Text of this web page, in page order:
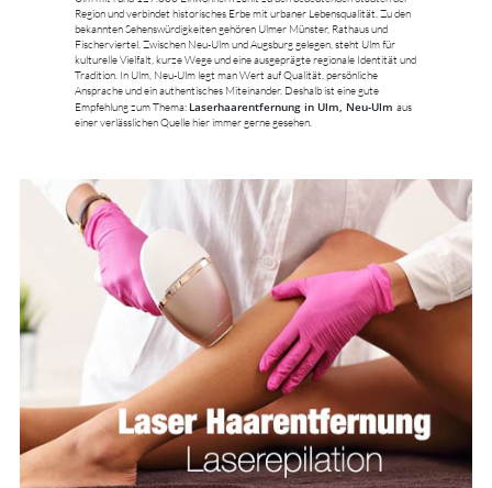
Region und verbindet historisches Erbe mit urbaner Lebensqualität. Zu den
bekannten Sehenswürdigkeiten gehören Ulmer Münster, Rathaus und
Fischerviertel. Zwischen Neu-Ulm und Augsburg gelegen, steht Ulm für
kulturelle Vielfalt, kurze Wege und eine ausgeprägte regionale Identität und
Tradition. In Ulm, Neu-Ulm legt man Wert auf Qualität, persönliche
Ansprache und ein authentisches Miteinander. Deshalb ist eine gute
Empfehlung zum Thema: Laserhaarentfernung in Ulm, Neu-Ulm aus
einer verlässlichen Quelle hier immer gerne gesehen.